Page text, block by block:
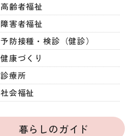
高齢者福祉
障害者福祉
予防接種・検診（健診）
健康づくり
診療所
社会福祉
暮らしのガイド